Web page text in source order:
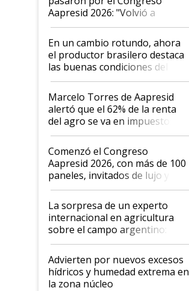
Aapresid 2026: "Volvió a
demostrar que hablar del
suelo es hablar de todo el
sistema productivo"
En un cambio rotundo, ahora
el productor brasilero destaca
las buenas condiciones del
agro argentino para invertir:
"Los veo más motivados"
Marcelo Torres de Aapresid
alertó que el 62% de la renta
del agro se va en impuestos:
"No es bueno que en
Argentina se sigan discutiendo
las mismas cosas de hace 50
años"
Comenzó el Congreso
Aapresid 2026, con más de 100
paneles, invitados de lujo y
todas las tendencias
La sorpresa de un experto
internacional en agricultura
sobre el campo argentino:
"Estoy muy impresionado"
Advierten por nuevos excesos
hídricos y humedad extrema en
la zona núcleo